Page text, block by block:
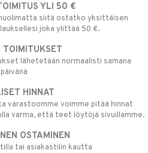
YLI 50 €
siitä ostatko yksittäisen
joka ylittää 50 €.
TOIMITUKSET
lähetetään normaalisti samana
päivänä
HINNAT
varastoomme voimme pitää hinnat
varma, että teet löytöjä sivuillamme.
OSTAMINEN
tai asiakastilin kautta